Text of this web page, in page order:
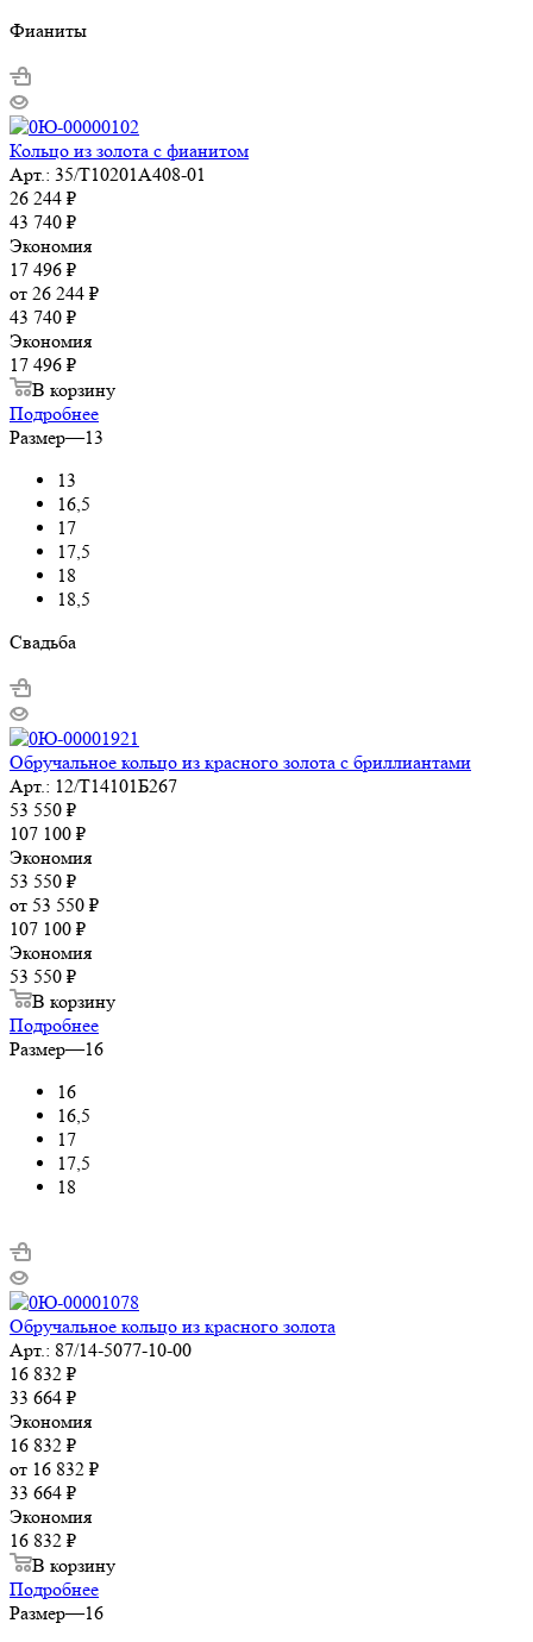
Фианиты
Кольцо из золота с фианитом
Арт.: 35/Т10201А408-01
26 244 ₽
43 740 ₽
Экономия
17 496 ₽
от 26 244 ₽
43 740 ₽
Экономия
17 496 ₽
В корзину
Подробнее
Размер—13
13
16,5
17
17,5
18
18,5
Свадьба
Обручальное кольцо из красного золота с бриллиантами
Арт.: 12/Т14101Б267
53 550 ₽
107 100 ₽
Экономия
53 550 ₽
от 53 550 ₽
107 100 ₽
Экономия
53 550 ₽
В корзину
Подробнее
Размер—16
16
16,5
17
17,5
18
Обручальное кольцо из красного золота
Арт.: 87/14-5077-10-00
16 832 ₽
33 664 ₽
Экономия
16 832 ₽
от 16 832 ₽
33 664 ₽
Экономия
16 832 ₽
В корзину
Подробнее
Размер—16